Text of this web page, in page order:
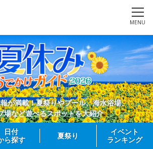
MENU
が満載！夏祭りやプール、海水浴場、
場など遊べるスポットを大紹介
日付
ら探す
夏祭り
イベント
ランキング